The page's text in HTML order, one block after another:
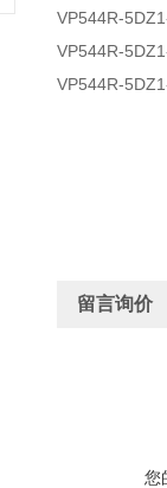
VP544R-
VP544R-
VP544R-
留言询价
您